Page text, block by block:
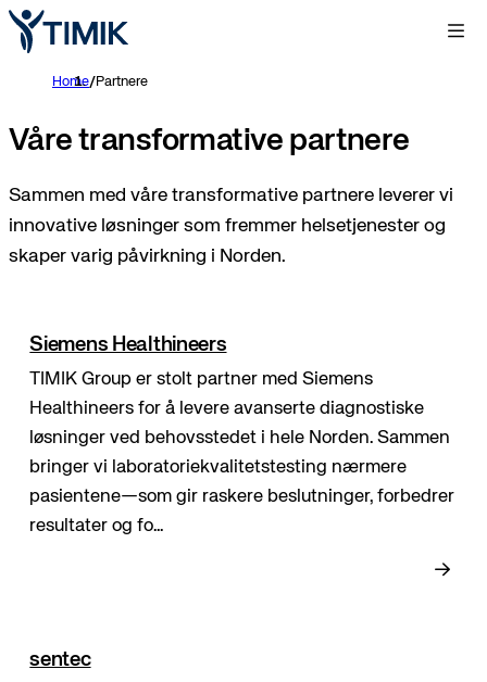
Home/Partnere
Våre transformative partnere
Sammen med våre transformative partnere leverer vi
innovative løsninger som fremmer helsetjenester og
skaper varig påvirkning i Norden.
Siemens Healthineers
TIMIK Group er stolt partner med Siemens
Healthineers for å levere avanserte diagnostiske
løsninger ved behovsstedet i hele Norden. Sammen
bringer vi laboratoriekvalitetstesting nærmere
pasientene—som gir raskere beslutninger, forbedrer
resultater og fo...
sentec